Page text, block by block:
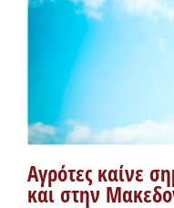
Αγρότες καίνε
και στην